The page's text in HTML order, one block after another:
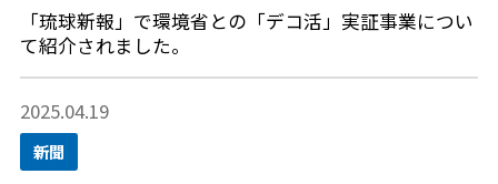
「琉球新報」で環境省との「デコ活」実証事業につい
て紹介されました。
2025.04.19
新聞